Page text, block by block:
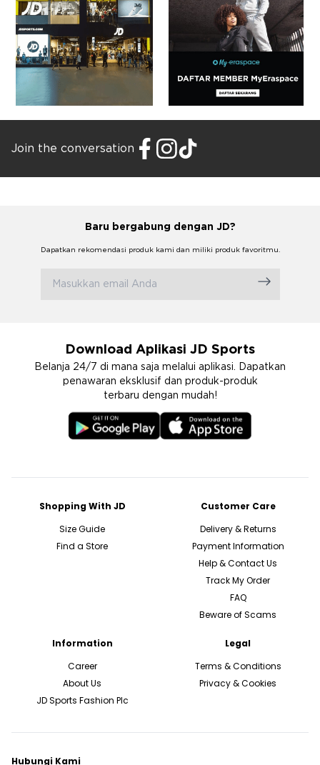
Join the conversation
Baru bergabung dengan JD?
Dapatkan rekomendasi produk kami dan miliki produk favoritmu.
Download Aplikasi JD Sports
Belanja 24/7 di mana saja melalui aplikasi. Dapatkan
penawaran eksklusif dan produk-produk
terbaru dengan mudah!
Shopping With JD
Size Guide
Find a Store
Customer Care
Delivery & Returns
Payment Information
Help & Contact Us
Track My Order
FAQ
Beware of Scams
Information
Career
About Us
JD Sports Fashion Plc
Legal
Terms & Conditions
Privacy & Cookies
Hubungi Kami